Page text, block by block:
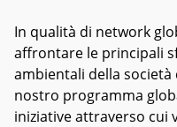
In qualità di network
affrontare le principali
ambientali della
nostro programma
iniziative attraverso cui